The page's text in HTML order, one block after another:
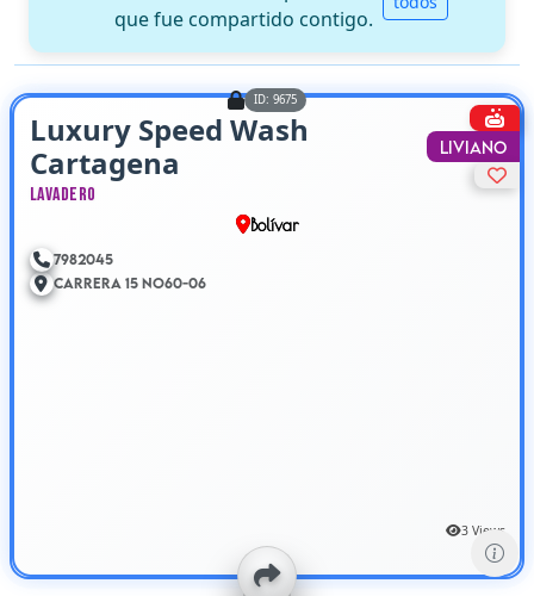
que fue compartido contigo.
ID: 9675
Liviano
Luxury Speed Wash
Cartagena
Lavadero
Bolívar
7982045
Carrera 15 No60-06
3 Views